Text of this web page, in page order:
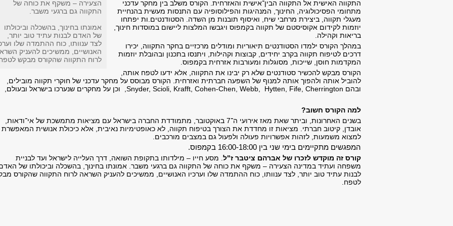
הצעירה – משקף את כוחה של
התקווה גם ברגעי משבר.
אמונתו בחינוך, בהשכלה וביכולתו
של האדם לבנות עתיד טוב יותר,
לצד ענוותו, כוח ההתמדה שלו
האנושיים, ממשיכים להעניק
לרוח התקווה שהקורס מבקש
התקווה האישית אל התקווה הבין־אישית והאזרחית. הקורס משלב בין מחקר עדכני
מתחומי הפסיכולוגיה, החינוך, המנהיגות והפילוסופיה עם התנסות מעשית בהנחיית
מעגלי תקווה, ביצירת מרחבי שיח, ואיסוף תובנות מן השדה. הסטודנטים.ות יפתחו
יוזמות לקידום אקוסיסטם של תקווה בקמפוס ויגבשו המלצות ליישום במוסדות חינוך,
בריאות וקהילה.
במהלך הקורס ילמדו הסטודנטים תיאוריות ומודלים מרכזיים בחקר התקווה, יכירו
דרכים לטיפוח תקווה בקרב יחידים, קבוצות וקהילות, ויתנסו בתכנון ובהובלת יוזמות
המקדמות חוסן, שייכות, מסוגלות ומעורבות אזרחית בקמפוס.
הקורס מבקש להכשיר סטודנטים שלא רק יבינו את התקווה, אלא ידעו לטפח אותה,
להוביל אותה ולהפוך אותה למנוף של השפעה חברתית ואזרחית. הקורס מבוסס על מחקר עדכני של חוקרי תקווה מובילים,
ובהם Snyder, Scioli, Krafft, Cohen-Chen, Webb, Hytten, Fife, Cherrington, וכן על מחקרים שנערכו בישראל ובעולם,
למה הקורס חשוב?
בשנים האחרונות, וביתר שאת מאז אירועי ה־7 באוקטובר, מתמודדת החברה בישראל עם מציאות מתמשכת של אי־ודאות,
אובדן, קיטוב חברתי. מציאות זו מחדדת את הצורך בטיפוח תקווה, לא כאופטימיות נאיבית, אלא כיכולת אנושית המאפשרת
למצוא משמעות, לזהות אפשרויות פעולה ולפעול גם במצבים מורכבים.
המפגשים מתקיימים בימי שני בין 16:00-18:00 בקמפוס.
קורס זה מוקדש לזכרו של אברהם ציטבר ז"ל . מסע חייו – מילדותו בתקופת השואה, דרך העלייה לישראל ועד לבניית
משפחה ועתיד במדינה הצעירה – משקף את כוחה של התקווה גם ברגעי משבר. אמונתו בחינוך, בהשכלה וביכולתו של
לבנות עתיד טוב יותר, לצד ענוותו, כוח ההתמדה שלו וערכיו האנושיים, ממשיכים להעניק השראה לרוח התקווה שהקורס
לטפח.